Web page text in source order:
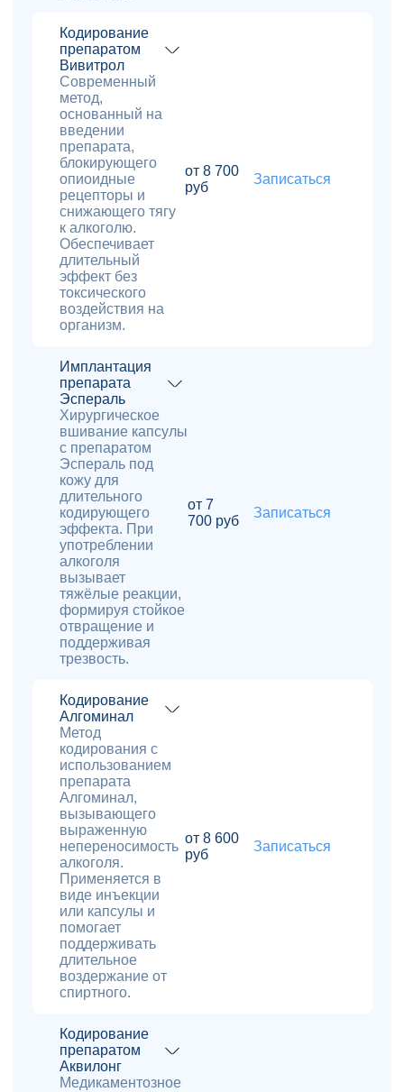
Кодирование
препаратом
Вивитрол
Современный
метод,
основанный на
введении
препарата,
блокирующего
опиоидные
рецепторы и
снижающего тягу
к алкоголю.
Обеспечивает
длительный
эффект без
токсического
воздействия на
организм.
от 8 700
руб
Записаться
Имплантация
препарата
Эспераль
Хирургическое
вшивание капсулы
с препаратом
Эспераль под
кожу для
длительного
кодирующего
эффекта. При
употреблении
алкоголя
вызывает
тяжёлые реакции,
формируя стойкое
отвращение и
поддерживая
трезвость.
от 7
700 руб
Записаться
Кодирование
Алгоминал
Метод
кодирования с
использованием
препарата
Алгоминал,
вызывающего
выраженную
непереносимость
алкоголя.
Применяется в
виде инъекции
или капсулы и
помогает
поддерживать
длительное
воздержание от
спиртного.
от 8 600
руб
Записаться
Кодирование
препаратом
Аквилонг
Медикаментозное